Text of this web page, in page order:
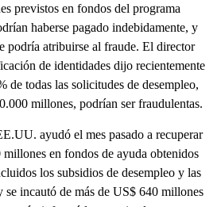
previstos en fondos del programa
haberse pagado indebidamente, y
podría atribuirse al fraude. El director
de identidades dijo recientemente
de todas las solicitudes de desempleo,
millones, podrían ser fraudulentas.
ayudó el mes pasado a recuperar
en fondos de ayuda obtenidos
los subsidios de desempleo y las
se incautó de más de US$ 640 millones